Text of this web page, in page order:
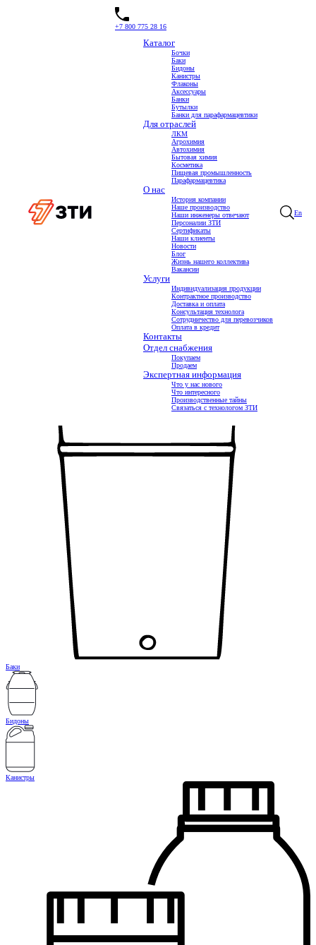
+7 800 775 28 16
Каталог
Бочки
Баки
Бидоны
Канистры
Флаконы
Аксессуары
Банки
Бутылки
Банки для парафармацевтики
Для отраслей
ЛКМ
Агрохимия
Автохимия
Бытовая химия
Косметика
Пищевая промышленность
Парафармацевтика
О нас
История компании
Наше производство
Наши инженеры отвечают
Персоналии ЗТИ
Сертификаты
Наши клиенты
Новости
Блог
Жизнь нашего коллектива
Вакансии
Услуги
Индивидуализация продукции
Контрактное производство
Доставка и оплата
Консультация технолога
Сотрудничество для перевозчиков
Оплата в кредит
Контакты
Отдел снабжения
Покупаем
Продаем
Экспертная информация
Что у нас нового
Что интересного
Производственные тайны
Связаться с технологом ЗТИ
En
Каталог пластиковой тары
Баки
Бидоны
Канистры